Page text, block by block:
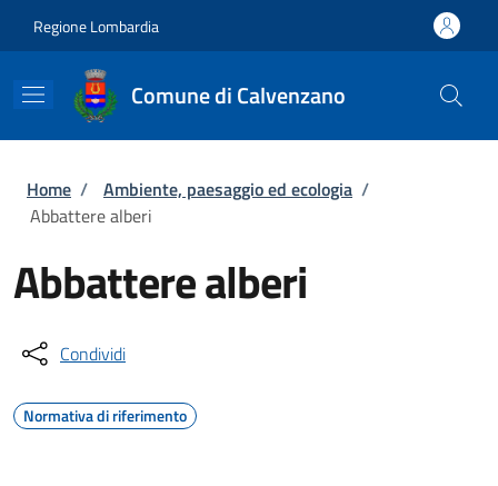
Regione Lombardia
Comune di Calvenzano
Briciole di pane
Home / Ambiente, paesaggio ed ecologia /
Abbattere alberi
Abbattere alberi
Condividi
Normativa di riferimento